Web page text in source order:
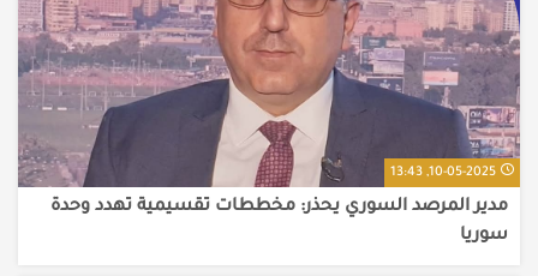
10-05-2025, 13:43
مدير المرصد السوري يحذر: مخططات تقسيمية تهدد وحدة
سوريا